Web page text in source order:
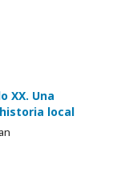
XX. Una
local